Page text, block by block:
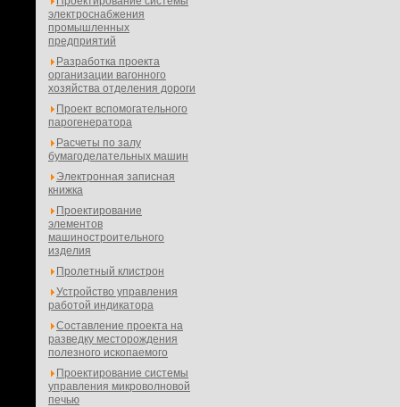
электроснабжения
промышленных
предприятий
Разработка проекта
организации вагонного
хозяйства отделения дороги
Проект вспомогательного
парогенератора
Расчеты по залу
бумагоделательных машин
Электронная записная
книжка
Проектирование
элементов
машиностроительного
изделия
Пролетный клистрон
Устройство управления
работой индикатора
Составление проекта на
разведку месторождения
полезного ископаемого
Проектирование системы
управления микроволновой
печью